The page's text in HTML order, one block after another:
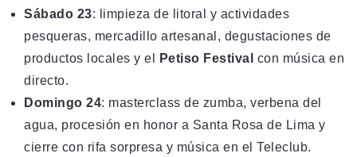
Sábado 23: limpieza de litoral y actividades
pesqueras, mercadillo artesanal, degustaciones de
productos locales y el
Petiso Festival con música en
directo.
Domingo 24: masterclass de zumba, verbena del
agua, procesión en honor a Santa Rosa de Lima y
cierre con rifa sorpresa y música en el Teleclub.